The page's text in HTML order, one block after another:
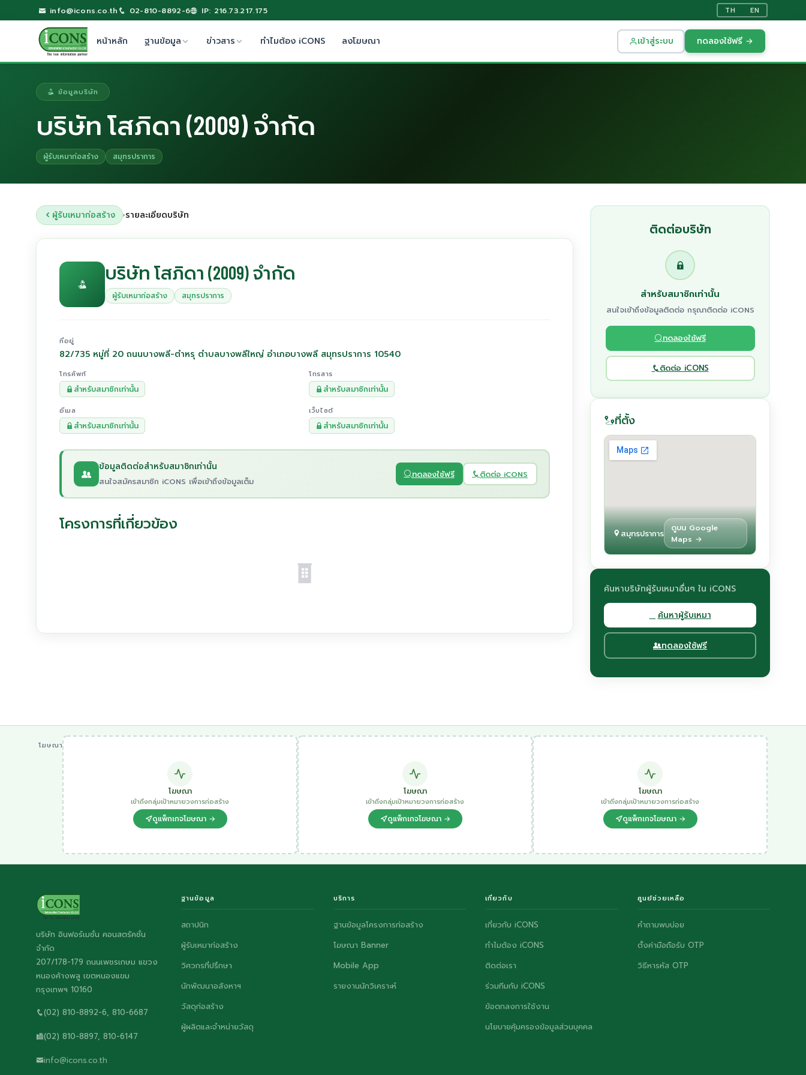
info@icons.co.th 02-810-8892-6 IP: 216.73.217.175 TH EN
หน้าหลัก ฐานข้อมูล ข่าวสาร ทำไมต้อง iCONS ลงโฆษณา เข้าสู่ระบบ ทดลองใช้ฟรี →
ข้อมูลบริษัท
บริษัท โสภิดา (2009) จำกัด
ผู้รับเหมาก่อสร้าง สมุทรปราการ
ผู้รับเหมาก่อสร้าง ›รายละเอียดบริษัท
บริษัท โสภิดา (2009) จำกัด
ผู้รับเหมาก่อสร้าง สมุทรปราการ
ที่อยู่
82/735 หมู่ที่ 20 ถนนบางพลี-ตำหรุ ตำบลบางพลีใหญ่ อำเภอบางพลี สมุทรปราการ 10540
โทรศัพท์
สำหรับสมาชิกเท่านั้น
โทรสาร
สำหรับสมาชิกเท่านั้น
อีเมล
สำหรับสมาชิกเท่านั้น
เว็บไซต์
สำหรับสมาชิกเท่านั้น
ข้อมูลติดต่อสำหรับสมาชิกเท่านั้น
สนใจสมัครสมาชิก iCONS เพื่อเข้าถึงข้อมูลเต็ม
ทดลองใช้ฟรี ติดต่อ iCONS
โครงการที่เกี่ยวข้อง
ติดต่อบริษัท
สำหรับสมาชิกเท่านั้น
สนใจเข้าถึงข้อมูลติดต่อ กรุณาติดต่อ iCONS
ทดลองใช้ฟรี
ติดต่อ iCONS
ที่ตั้ง
สมุทรปราการ
ดูบน Google
Maps →
ค้นหาบริษัทผู้รับเหมาอื่นๆ ใน iCONS
ค้นหาผู้รับเหมา
ทดลองใช้ฟรี
โฆษณา
โฆษณา
เข้าถึงกลุ่มเป้าหมายวงการก่อสร้าง
ดูแพ็กเกจโฆษณา →
โฆษณา
เข้าถึงกลุ่มเป้าหมายวงการก่อสร้าง
ดูแพ็กเกจโฆษณา →
โฆษณา
เข้าถึงกลุ่มเป้าหมายวงการก่อสร้าง
ดูแพ็กเกจโฆษณา →
บริษัท อินฟอร์เมชั่น คอนสตรัคชั่น
จำกัด
207/178-179 ถนนเพชรเกษม แขวง
หนองค้างพลู เขตหนองแขม
กรุงเทพฯ 10160
(02) 810-8892-6, 810-6687
(02) 810-8897, 810-6147
info@icons.co.th
ฐานข้อมูล
สถาปนิก
ผู้รับเหมาก่อสร้าง
วิศวกรที่ปรึกษา
นักพัฒนาอสังหาฯ
วัสดุก่อสร้าง
ผู้ผลิตและจำหน่ายวัสดุ
บริการ
ฐานข้อมูลโครงการก่อสร้าง
โฆษณา Banner
Mobile App
รายงานนักวิเคราะห์
เกี่ยวกับ
เกี่ยวกับ iCONS
ทำไมต้อง iCONS
ติดต่อเรา
ร่วมทีมกับ iCONS
ข้อตกลงการใช้งาน
นโยบายคุ้มครองข้อมูลส่วนบุคคล
ศูนย์ช่วยเหลือ
คำถามพบบ่อย
ตั้งค่ามือถือรับ OTP
วิธีหารหัส OTP